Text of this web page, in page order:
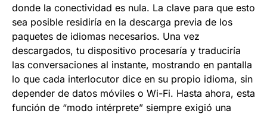
donde la conectividad es nula. La clave para que esto
sea posible residiría en la descarga previa de los
paquetes de idiomas necesarios. Una vez
descargados, tu dispositivo procesaría y traduciría
las conversaciones al instante, mostrando en pantalla
lo que cada interlocutor dice en su propio idioma, sin
depender de datos móviles o Wi-Fi. Hasta ahora, esta
función de “modo intérprete” siempre exigió una